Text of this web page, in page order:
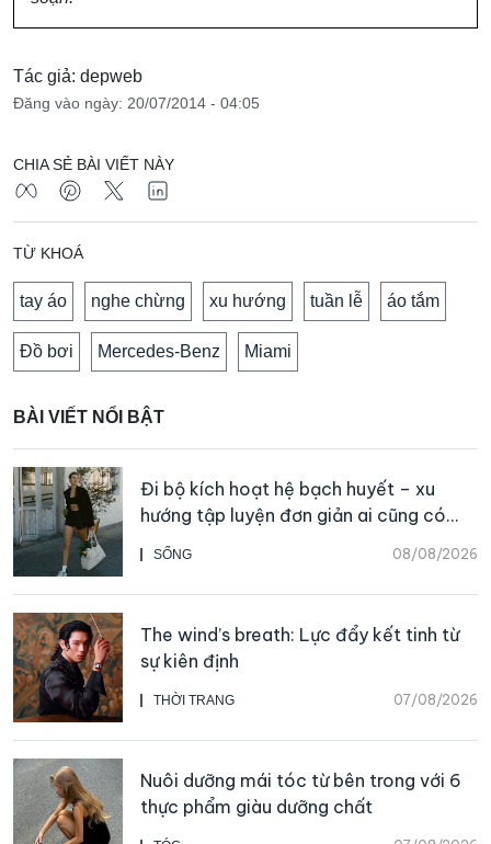
Tác giả: depweb
Đăng vào ngày: 20/07/2014 - 04:05
CHIA SẺ BÀI VIẾT NÀY
TỪ KHOÁ
tay áo nghe chừng xu hướng tuần lễ áo tắm
Đồ bơi Mercedes-Benz Miami
BÀI VIẾT NỔI BẬT
SỐNG 08/08/2026
Đi bộ kích hoạt hệ bạch huyết – xu
hướng tập luyện đơn giản ai cũng có
thể bắt đầu
THỜI TRANG 07/08/2026
The wind’s breath: Lực đẩy kết tinh từ
sự kiên định
Nuôi dưỡng mái tóc từ bên trong với 6
thực phẩm giàu dưỡng chất